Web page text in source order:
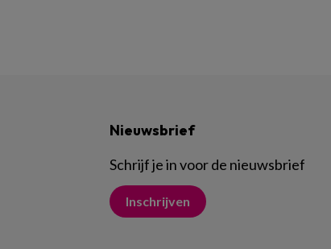
Nieuwsbrief
Schrijf je in voor de nieuwsbrief
Inschrijven